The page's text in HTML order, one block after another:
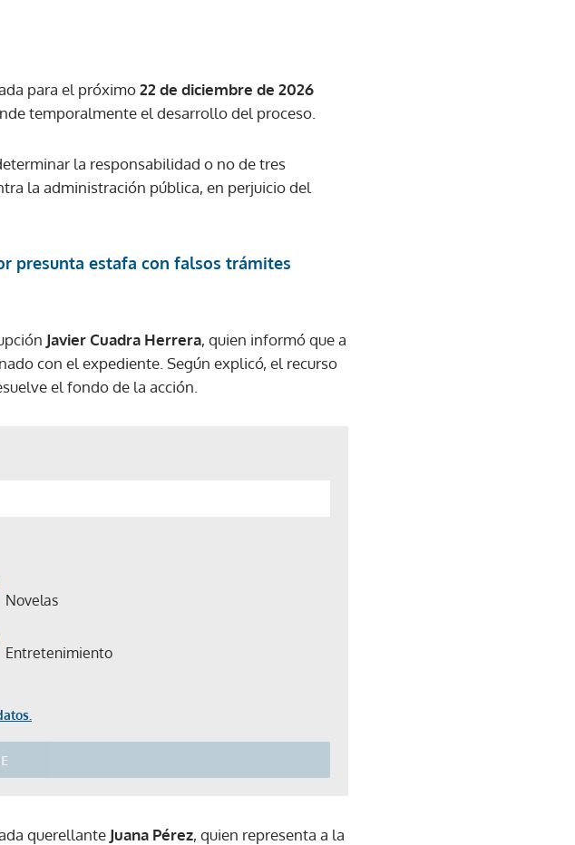
para el próximo22 de diciembre de 2026
temporalmente el desarrollo del proceso.
la responsabilidad o no de tres
la administración pública, en perjuicio del
presunta estafa con falsos trámites
Javier Cuadra Herrera, quien informó que a
con el expediente. Según explicó, el recurso
el fondo de la acción.
Novelas
Entretenimiento
boletín.
ACEPTAR
querellante Juana Pérez, quien representa a la